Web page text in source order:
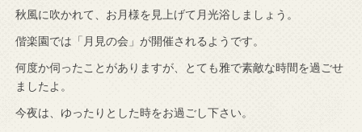
秋風に吹かれて、お月様を見上げて月光浴しましょう。
偕楽園では「月見の会」が開催されるようです。
何度か伺ったことがありますが、とても雅で素敵な時間を過ごせ
ましたよ。
今夜は、ゆったりとした時をお過ごし下さい。